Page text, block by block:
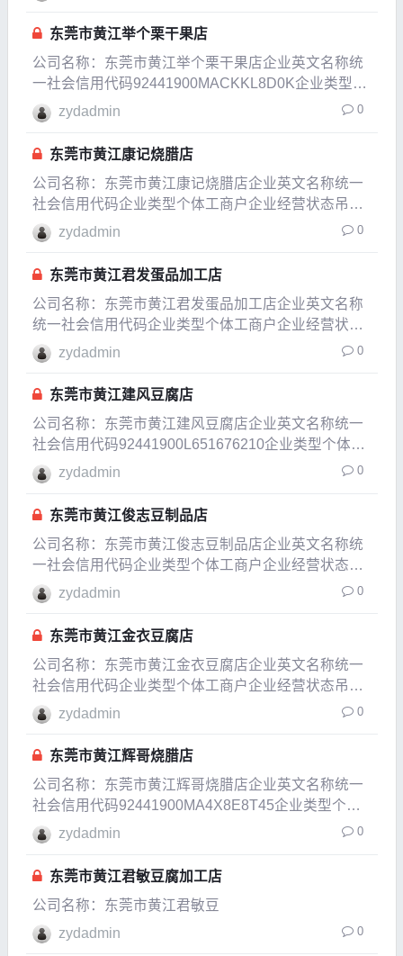
东莞市黄江举个栗干果店
公司名称：东莞市黄江举个栗干果店企业英文名称统
一社会信用代码92441900MACKKL8D0K企业类型个
体工商户企业经营状态存续企业成立日期2023-05-22
成立日期2023-05-22法定代表人陈寿注册资本5万人
民币实缴资本参保人数公
zydadmin 0
东莞市黄江康记烧腊店
公司名称：东莞市黄江康记烧腊店企业英文名称统一
社会信用代码企业类型个体工商户企业经营状态吊
销，未注销企业成立日期2006-09-24成立日期2009-
09-21法定代表人吴月平注册资本0.1万人民币实缴资
本参保人数公司规模经营范围零售：烧腊
zydadmin 0
东莞市黄江君发蛋品加工店
公司名称：东莞市黄江君发蛋品加工店企业英文名称
统一社会信用代码企业类型个体工商户企业经营状态
注销企业成立日期2006-11-29成立日期2007-12-06法
定代表人周光荣注册资本0.3万人民币实缴资本参保
zydadmin 0
东莞市黄江建风豆腐店
公司名称：东莞市黄江建风豆腐店企业英文名称统一
社会信用代码92441900L651676210企业类型个体工
商户企业经营状态在业企业成立日期2013-11-06成立
日期2020-12-29法定代表人张建风注册资本2万人民
币实
zydadmin 0
东莞市黄江俊志豆制品店
公司名称：东莞市黄江俊志豆制品店企业英文名称统
一社会信用代码企业类型个体工商户企业经营状态在
业企业成立日期2014-04-17成立日期2014-04-17法定
代表人许俊志注册资本1万人民币实缴资本参保人数
公司规模经营范围零售：散装食品（豆制
zydadmin 0
东莞市黄江金衣豆腐店
公司名称：东莞市黄江金衣豆腐店企业英文名称统一
社会信用代码企业类型个体工商户企业经营状态吊销
企业成立日期2014-05-26成立日期2019-06-12法定代
表人唐次
zydadmin 0
东莞市黄江辉哥烧腊店
公司名称：东莞市黄江辉哥烧腊店企业英文名称统一
社会信用代码92441900MA4X8E8T45企业类型个体
工商户企业经营状态注销企业成立日期2017-10-20成
立日期2018-04-24法定代表人刘金辉注册资本0.0002
万人民币实缴资本
zydadmin 0
东莞市黄江君敏豆腐加工店
公司名称：东莞市黄江君敏豆
zydadmin
0